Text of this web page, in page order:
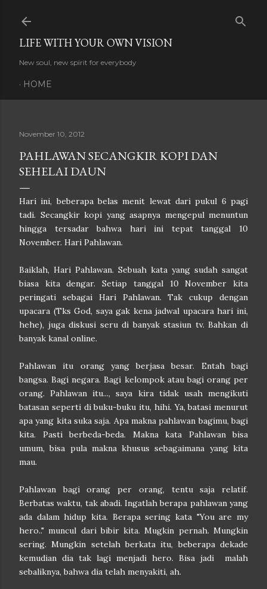
LIFE WITH YOUR OWN VISION
New soul, new spirit for everybody
HOME
November 10, 2012
PAHLAWAN SECANGKIR KOPI DAN
SEHELAI DAUN
Hari ini, beberapa belas menit lewat dari pukul 6 pagi
tadi. Secangkir kopi yang asapnya mengepul menuntun
hingga tersadar bahwa hari ini tepat tanggal 10
November. Hari Pahlawan.
Baiklah, Hari Pahlawan. Sebuah kata yang sudah sangat
biasa kita dengar. Setiap tanggal 10 November kita
peringati sebagai Hari Pahlawan. Tak cukup dengan
upacara (Tks God, saya gak kena jadwal upacara hari ini,
hehe), juga diskusi seru di banyak stasiun tv. Bahkan di
banyak kanal online.
Pahlawan itu orang yang berjasa besar. Entah bagi
bangsa. Bagi negara. Bagi kelompok atau bagi orang per
orang. Pahlawan itu..., saya kira tidak usah mengikuti
batasan seperti di buku-buku itu, hihi. Ya, batasi menurut
apa yang kita suka saja. Apa makna pahlawan bagimu, bagi
kita. Pasti berbeda-beda. Makna kata Pahlawan bisa
umum, bisa pula makna khusus sebagaimana yang kita
mau.
Pahlawan bagi orang per orang, tentu saja relatif.
Berbatas waktu, tak abadi. Ingatlah berapa pahlawan yang
ada dalam hidup kita. Berapa sering kata "You are my
hero.." muncul dari bibir kita. Mugkin pernah. Mungkin
sering. Mungkin setelah berkata itu, beberapa dekade
kemudian dia tak lagi menjadi hero. Bisa jadi malah
sebaliknya, bahwa dia telah menyakiti, ah.